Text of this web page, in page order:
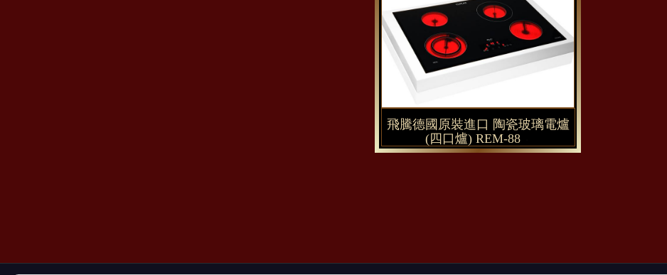
飛騰德國原裝進口 陶瓷玻璃電爐
(四口爐) REM-88